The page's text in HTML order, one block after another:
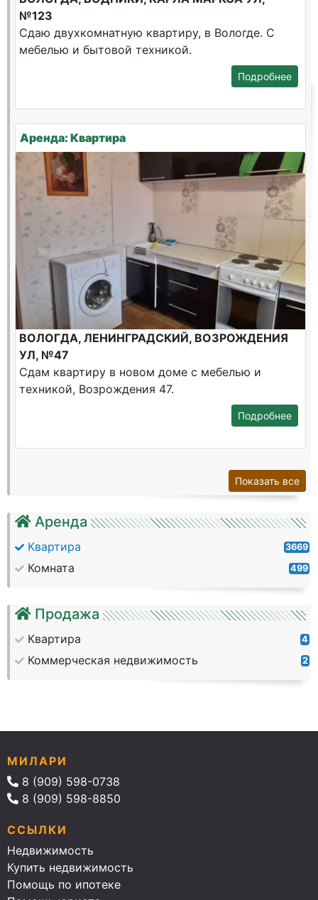
Аренда
Квартира 3669
Комната 499
Продажа
Квартира 4
Коммерческая недвижимость 2
№123
Сдаю двухкомнатную квартиру, в Вологде. С
мебелью и бытовой техникой.
Подробнее
Аренда: Квартира
ВОЛОГДА, ЛЕНИНГРАДСКИЙ, ВОЗРОЖДЕНИЯ
УЛ, №47
Сдам квартиру в новом доме с мебелью и
техникой, Возрождения 47.
Подробнее
Показать все
МИЛАРИ
8 (909) 598-0738
8 (909) 598-8850
ССЫЛКИ
Недвижимость
Купить недвижимость
Помощь по ипотеке